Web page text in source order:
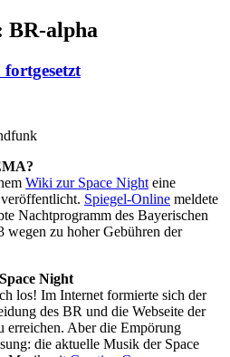
BR-alpha
Wiki zur Space Night eine
Spiegel-Online meldete
Nachtprogramm des Bayerischen
wegen zu hoher Gebühren der
Night
los! Im Internet formierte sich der
des BR und die Webseite der
Aber die Empörung
die aktuelle Musik der Space